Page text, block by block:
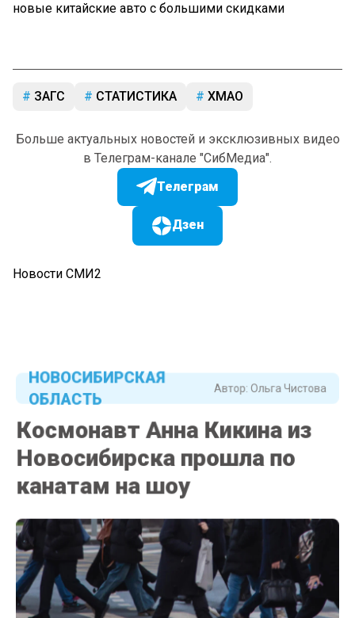
новые китайские авто с большими скидками
ЗАГС СТАТИСТИКА ХМАО
Больше актуальных новостей и эксклюзивных видео
в Телеграм-канале "СибМедиа".
Телеграм
Дзен
Новости СМИ2
Автор:Ольга Чистова
ОБЛАСТЬ
Космонавт Анна Кикина из
Новосибирска прошла по
канатам на шоу